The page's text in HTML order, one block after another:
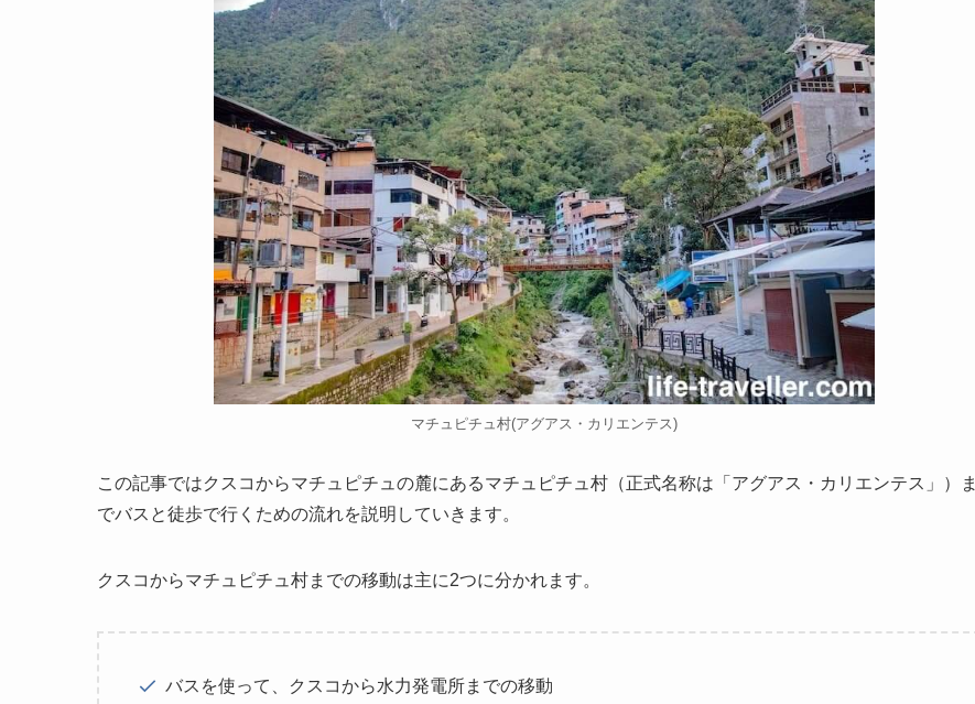
マチュピチュ村(アグアス・カリエンテス)
この記事ではクスコからマチュピチュの麓にあるマチュピチュ村（正式名称は「アグアス・カリエンテス」）ま
でバスと徒歩で行くための流れを説明していきます。
クスコからマチュピチュ村までの移動は主に2つに分かれます。
バスを使って、クスコから水力発電所までの移動